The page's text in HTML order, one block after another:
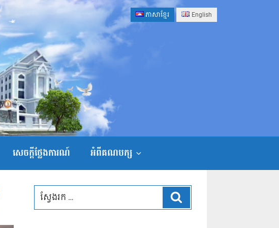
ភាសាខ្មែរ English
សេចក្ដីថ្លែងការណ៍ អំពីគណបក្ស